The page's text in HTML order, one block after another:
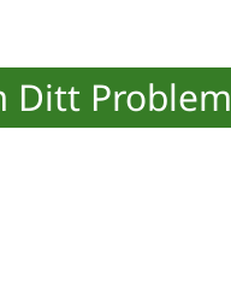
Ditt Problem